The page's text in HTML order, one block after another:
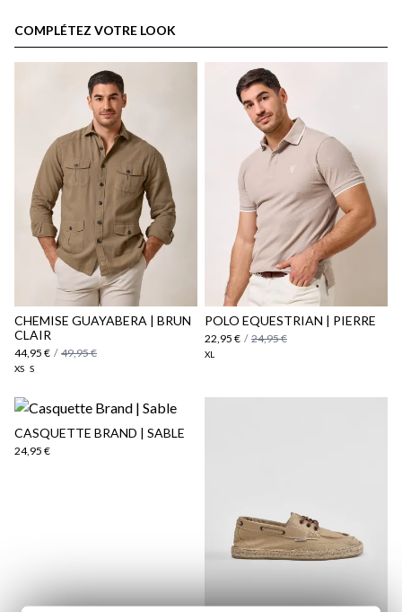
Politique d'expédition ici
ici
COMPLÉTEZ VOTRE LOOK
CHEMISE GUAYABERA | BRUN
CLAIR
44,95 € / 49,95 €
XS S
POLO EQUESTRIAN | PIERRE
22,95 € / 24,95 €
XL
CASQUETTE BRAND | SABLE
24,95 €